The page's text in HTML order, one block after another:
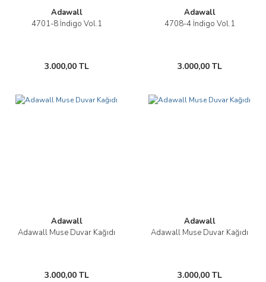
Adawall
4701-8 İndigo Vol.1
3.000,00 TL
Adawall
4708-4 İndigo Vol.1
3.000,00 TL
Adawall
Adawall Muse Duvar Kağıdı
3.000,00 TL
Adawall
Adawall Muse Duvar Kağıdı
3.000,00 TL